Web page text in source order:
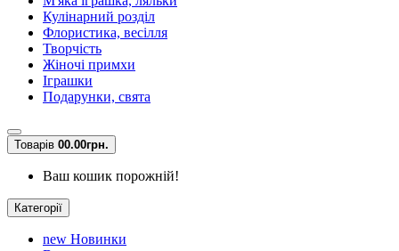
Кулінарний розділ
Флористика, весілля
Творчість
Жіночі примхи
Іграшки
Подарунки, свята
Товарів 00.00грн.
Ваш кошик порожній!
Категорії
new Новинки